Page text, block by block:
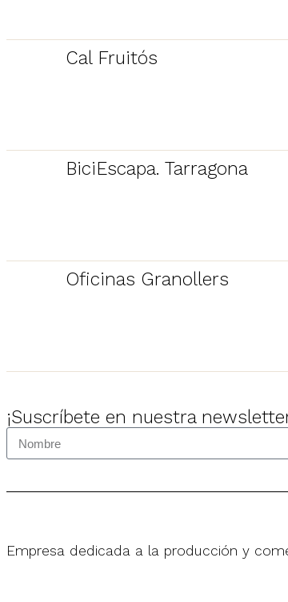
Cal Fruitós
BiciEscapa. Tarragona
Oficinas Granollers
¡Suscríbete en nuestra
Empresa dedicada a la producción y